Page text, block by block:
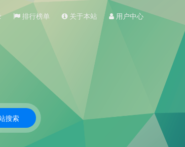
排行榜单 关于本站 用户中心